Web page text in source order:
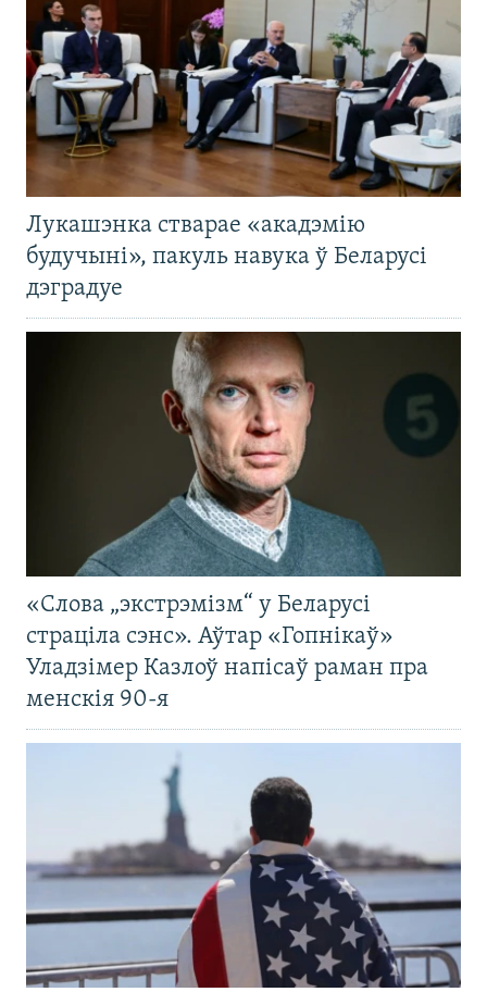
Лукашэнка стварае «акадэмію
будучыні», пакуль навука ў Беларусі
дэградуе
«Слова „экстрэмізм“ у Беларусі
страціла сэнс». Аўтар «Гопнікаў»
Уладзімер Казлоў напісаў раман пра
менскія 90-я